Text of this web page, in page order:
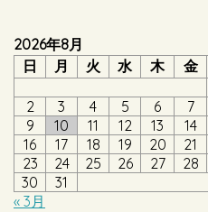
2026年8月
日
月 火 水 木 金
2
3 4 5 6 7
9
10 11 12 13 14
16
17 18 19 20 21
23
24 25 26 27 28
30
31
« 3月